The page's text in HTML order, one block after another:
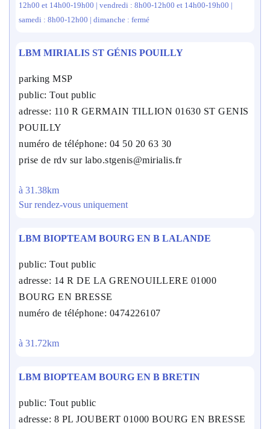
12h00 et 14h00-19h00 | vendredi : 8h00-12h00 et 14h00-19h00 |
samedi : 8h00-12h00 | dimanche : fermé
LBM MIRIALIS ST GÉNIS POUILLY
parking MSP
public: Tout public
adresse: 110 R GERMAIN TILLION 01630 ST GENIS
POUILLY
numéro de téléphone: 04 50 20 63 30
prise de rdv sur labo.stgenis@mirialis.fr
à 31.38km
Sur rendez-vous uniquement
LBM BIOPTEAM BOURG EN B LALANDE
public: Tout public
adresse: 14 R DE LA GRENOUILLERE 01000
BOURG EN BRESSE
numéro de téléphone: 0474226107
à 31.72km
LBM BIOPTEAM BOURG EN B BRETIN
public: Tout public
adresse: 8 PL JOUBERT 01000 BOURG EN BRESSE